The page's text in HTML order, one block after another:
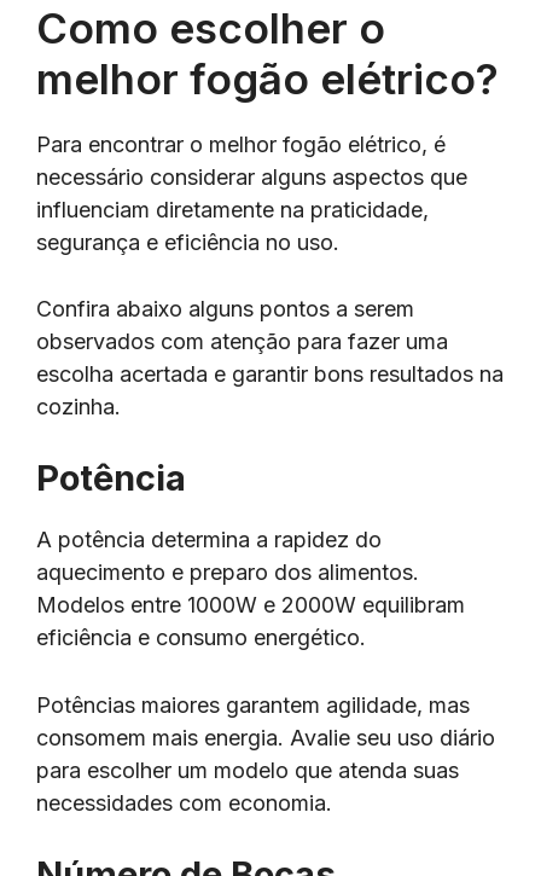
Como escolher o
melhor fogão elétrico?
Para encontrar o melhor fogão elétrico, é
necessário considerar alguns aspectos que
influenciam diretamente na praticidade,
segurança e eficiência no uso.
Confira abaixo alguns pontos a serem
observados com atenção para fazer uma
escolha acertada e garantir bons resultados na
cozinha.
Potência
A potência determina a rapidez do
aquecimento e preparo dos alimentos.
Modelos entre 1000W e 2000W equilibram
eficiência e consumo energético.
Potências maiores garantem agilidade, mas
consomem mais energia. Avalie seu uso diário
para escolher um modelo que atenda suas
necessidades com economia.